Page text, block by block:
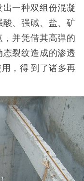
一种双组份混凝
酸、强碱、盐、矿
并凭借其高弹的
裂纹造成的渗透
，得 到了诸多再